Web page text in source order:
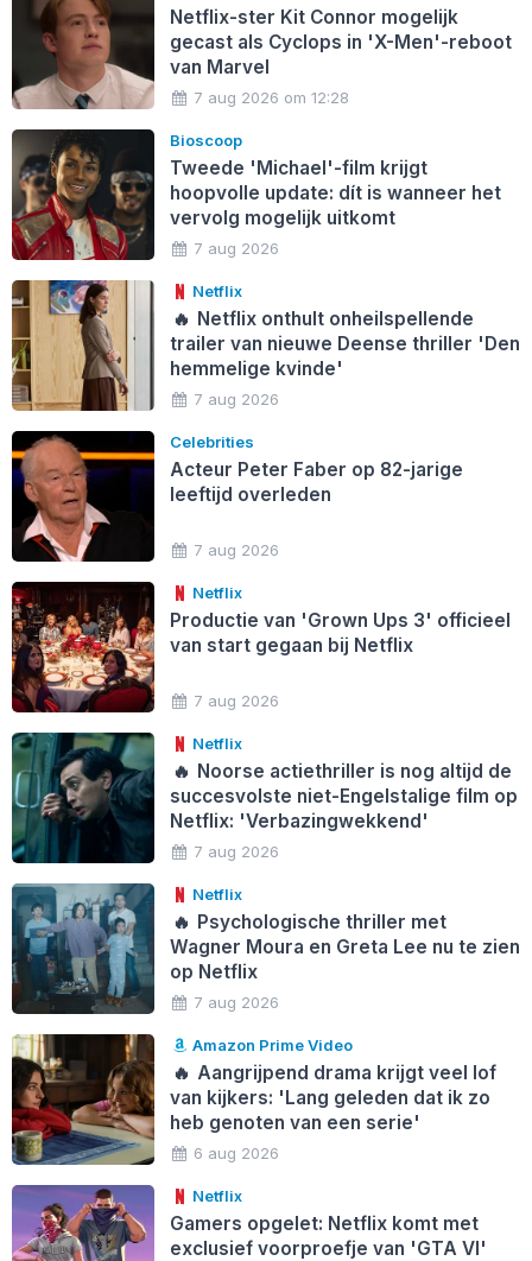
Netflix-ster Kit Connor mogelijk
gecast als Cyclops in 'X-Men'-reboot
van Marvel
7 aug 2026 om 12:28
Bioscoop
Tweede 'Michael'-film krijgt
hoopvolle update: dít is wanneer het
vervolg mogelijk uitkomt
7 aug 2026
Netflix
🔥 Netflix onthult onheilspellende
trailer van nieuwe Deense thriller 'Den
hemmelige kvinde'
7 aug 2026
Celebrities
Acteur Peter Faber op 82-jarige
leeftijd overleden
7 aug 2026
Netflix
Productie van 'Grown Ups 3' officieel
van start gegaan bij Netflix
7 aug 2026
Netflix
🔥 Noorse actiethriller is nog altijd de
succesvolste niet-Engelstalige film op
Netflix: 'Verbazingwekkend'
7 aug 2026
Netflix
🔥 Psychologische thriller met
Wagner Moura en Greta Lee nu te zien
op Netflix
7 aug 2026
Amazon Prime Video
🔥 Aangrijpend drama krijgt veel lof
van kijkers: 'Lang geleden dat ik zo
heb genoten van een serie'
6 aug 2026
Netflix
Gamers opgelet: Netflix komt met
exclusief voorproefje van 'GTA VI'